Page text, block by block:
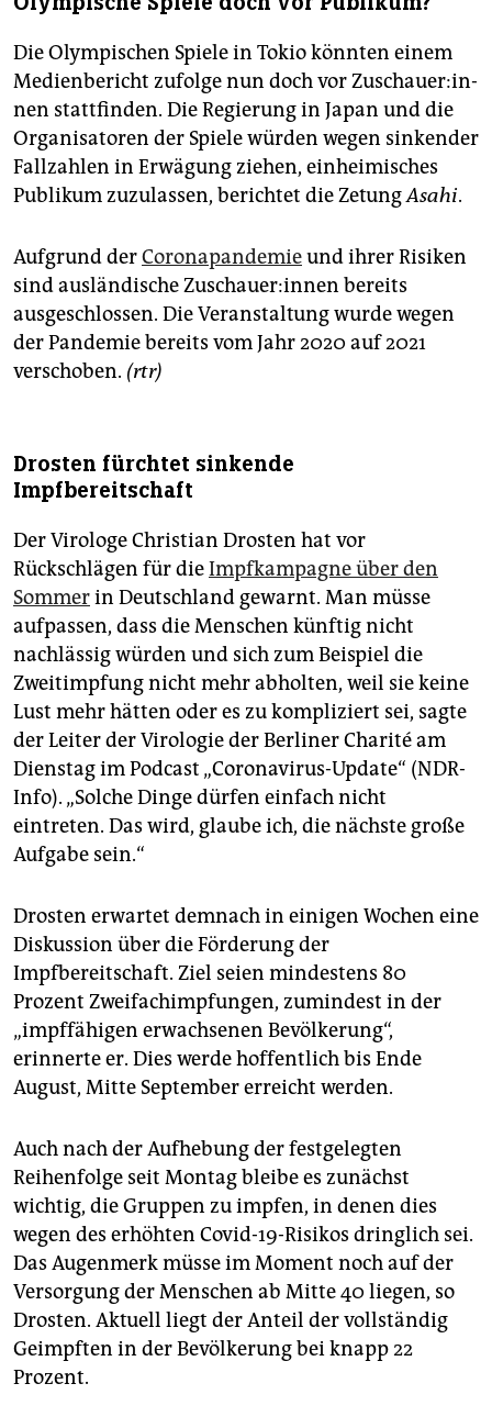
Die Olympischen Spiele in Tokio könnten einem
Medienbericht zufolge nun doch vor Zu­schaue­r:in­
nen stattfinden. Die Regierung in Japan und die
Organisatoren der Spiele würden wegen sinkender
Fallzahlen in Erwägung ziehen, einheimisches
Publikum zuzulassen, berichtet die ZetungAsahi.
Aufgrund derCoronapandemieund ihrer Risiken
sind ausländische Zu­schaue­r:in­nen bereits
ausgeschlossen. Die Veranstaltung wurde wegen
der Pandemie bereits vom Jahr 2020 auf 2021
verschoben. (rtr)
Drosten fürchtet sinkende
Impfbereitschaft
Der Virologe Christian Drosten hat vor
Rückschlägen für dieImpfkampagne über den
Sommerin Deutschland gewarnt. Man müsse
aufpassen, dass die Menschen künftig nicht
nachlässig würden und sich zum Beispiel die
Zweitimpfung nicht mehr abholten, weil sie keine
Lust mehr hätten oder es zu kompliziert sei, sagte
der Leiter der Virologie der Berliner Charité am
Dienstag im Podcast „Coronavirus-Update“ (NDR-
Info). „Solche Dinge dürfen einfach nicht
eintreten. Das wird, glaube ich, die nächste große
Aufgabe sein.“
Drosten erwartet demnach in einigen Wochen eine
Diskussion über die Förderung der
Impfbereitschaft. Ziel seien mindestens 80
Prozent Zweifachimpfungen, zumindest in der
„impffähigen erwachsenen Bevölkerung“,
erinnerte er. Dies werde hoffentlich bis Ende
August, Mitte September erreicht werden.
Auch nach der Aufhebung der festgelegten
Reihenfolge seit Montag bleibe es zunächst
wichtig, die Gruppen zu impfen, in denen dies
wegen des erhöhten Covid-19-Risikos dringlich sei.
Das Augenmerk müsse im Moment noch auf der
Versorgung der Menschen ab Mitte 40 liegen, so
Drosten. Aktuell liegt der Anteil der vollständig
Geimpften in der Bevölkerung bei knapp 22
Prozent.